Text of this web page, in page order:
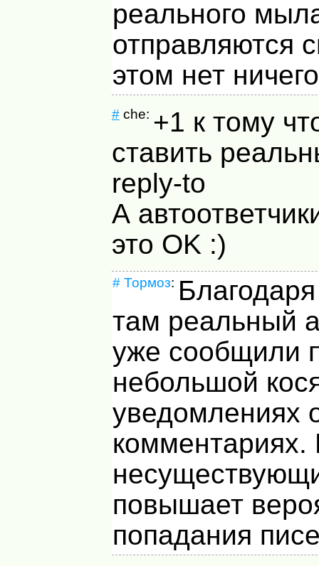
реального
отправляются
этом нет
#che: +1 к тому
ставить
reply-to
А
это OK :)
# Тормоз:
там реальный
уже сообщили
небольшой
уведомлениях
комментариях.
повышает
попадания